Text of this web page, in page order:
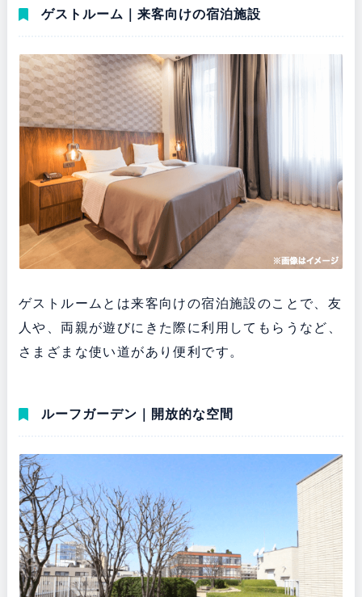
ゲストルーム｜来客向けの宿泊施設
ゲストルームとは来客向けの宿泊施設のことで、友
人や、両親が遊びにきた際に利用してもらうなど、
さまざまな使い道があり便利です。
ルーフガーデン｜開放的な空間